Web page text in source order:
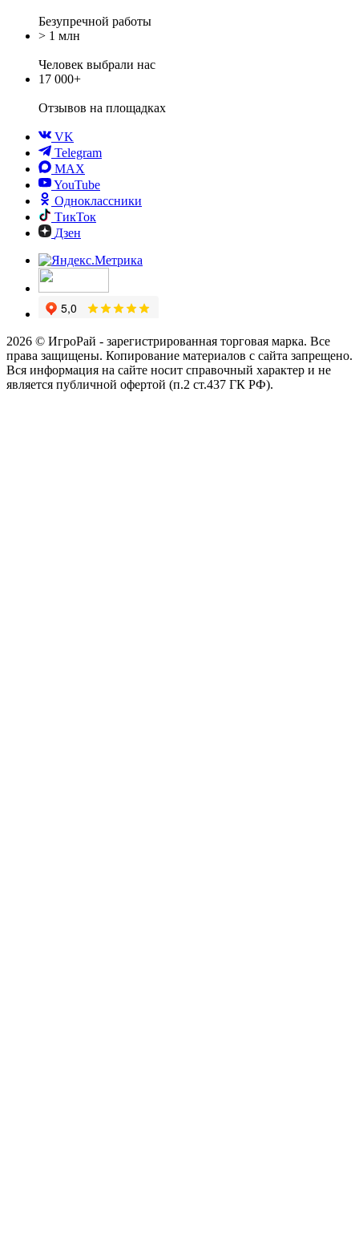
Безупречной работы
> 1 млн
Человек выбрали нас
17 000+
Отзывов на площадках
VK
Telegram
MAX
YouTube
Одноклассники
ТикТок
Дзен
2026 © ИгроРай - зарегистрированная торговая марка. Все
права защищены. Копирование материалов с сайта запрещено.
Вся информация на сайте носит справочный характер и не
является публичной офертой (п.2 ст.437 ГК РФ).